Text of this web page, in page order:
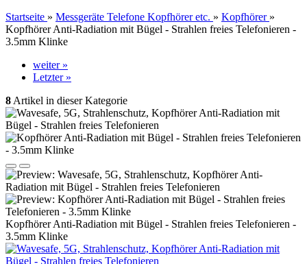
Startseite » Messgeräte Telefone Kopfhörer etc. » Kopfhörer »
Kopfhörer Anti-Radiation mit Bügel - Strahlen freies Telefonieren -
3.5mm Klinke
weiter »
Letzter »
8 Artikel in dieser Kategorie
Kopfhörer Anti-Radiation mit Bügel - Strahlen freies Telefonieren -
3.5mm Klinke